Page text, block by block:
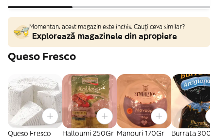
Momentan, acest magazin este închis. Cauți ceva similar?
Explorează magazinele din apropiere
Queso Fresco
Queso Fresco
Halloumi 250Gr Manouri 170Gr Burrata